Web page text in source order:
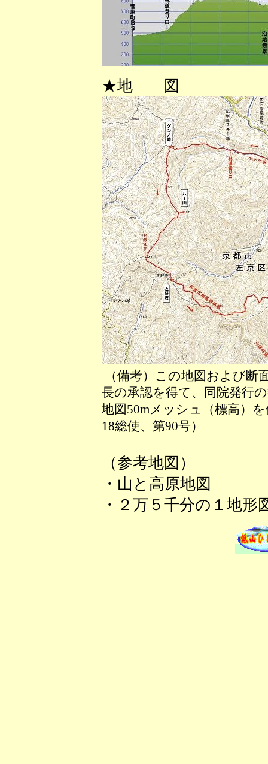
★地 図
（備考）この地図および断
長の承認を得て、同院発行
地図50mメッシュ（標高）
18総使、第90号）
（参考地図）
・山と高原地
・２万５千分の１地